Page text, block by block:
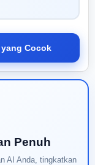
Cocok
Penuh
AI Anda, tingkatkan